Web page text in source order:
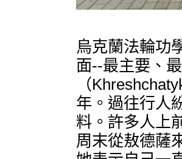
烏克蘭法輪功
面--最主要、
（
年。過往行人
料。許多人上
周末從敖德薩